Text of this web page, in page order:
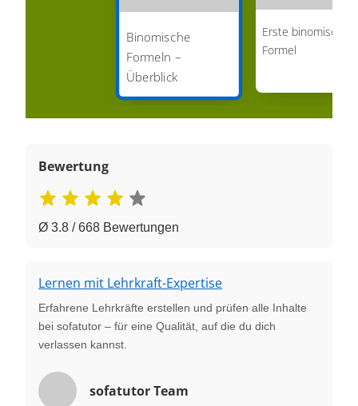
Binomische
Formeln –
Überblick
Erste binomische
Formel
Bewertung
Ø 3.8 / 668 Bewertungen
Lernen mit Lehrkraft-Expertise
Erfahrene Lehrkräfte erstellen und prüfen alle Inhalte
bei sofatutor – für eine Qualität, auf die du dich
verlassen kannst.
sofatutor Team